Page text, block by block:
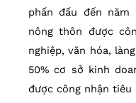
phấn đấu đến
nông thôn được
nghiệp, văn hóa,
50% cơ sở kinh
được công nhận